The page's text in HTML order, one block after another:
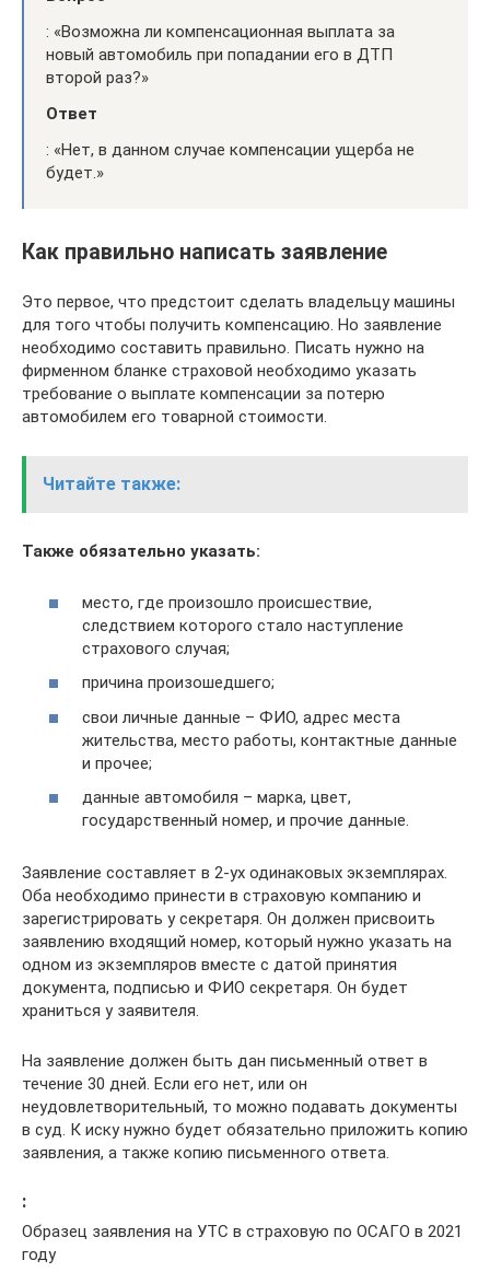
: «Возможна ли компенсационная выплата за
новый автомобиль при попадании его в ДТП
второй раз?»
Ответ
: «Нет, в данном случае компенсации ущерба не
будет.»
Как правильно написать заявление
Это первое, что предстоит сделать владельцу машины
для того чтобы получить компенсацию. Но заявление
необходимо составить правильно. Писать нужно на
фирменном бланке страховой необходимо указать
требование о выплате компенсации за потерю
автомобилем его товарной стоимости.
Читайте также:
Также обязательно указать:
место, где произошло происшествие,
следствием которого стало наступление
страхового случая;
причина произошедшего;
свои личные данные – ФИО, адрес места
жительства, место работы, контактные данные
и прочее;
данные автомобиля – марка, цвет,
государственный номер, и прочие данные.
Заявление составляет в 2-ух одинаковых экземплярах.
Оба необходимо принести в страховую компанию и
зарегистрировать у секретаря. Он должен присвоить
заявлению входящий номер, который нужно указать на
одном из экземпляров вместе с датой принятия
документа, подписью и ФИО секретаря. Он будет
храниться у заявителя.
На заявление должен быть дан письменный ответ в
течение 30 дней. Если его нет, или он
неудовлетворительный, то можно подавать документы
в суд. К иску нужно будет обязательно приложить копию
заявления, а также копию письменного ответа.
:
Образец заявления на УТС в страховую по ОСАГО в 2021
году